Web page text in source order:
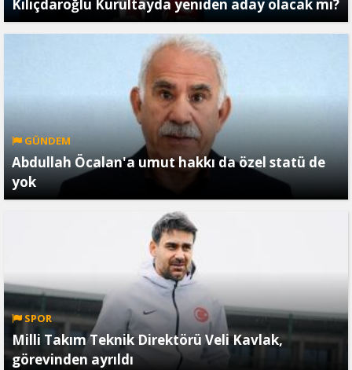
Kılıçdaroğlu Kurultayda yeniden aday olacak mı?
GÜNDEM
Abdullah Öcalan'a umut hakkı da özel statü de
yok
SPOR
Milli Takım Teknik Direktörü Veli Kavlak,
görevinden ayrıldı